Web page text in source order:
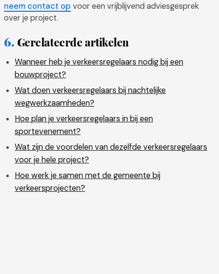
neem contact op voor een vrijblijvend adviesgesprek
over je project.
Gerelateerde artikelen
Wanneer heb je verkeersregelaars nodig bij een
bouwproject?
Wat doen verkeersregelaars bij nachtelijke
wegwerkzaamheden?
Hoe plan je verkeersregelaars in bij een
sportevenement?
Wat zijn de voordelen van dezelfde verkeersregelaars
voor je hele project?
Hoe werk je samen met de gemeente bij
verkeersprojecten?